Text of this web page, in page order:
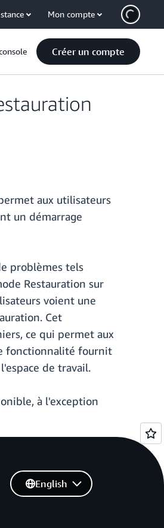
Mon compte
Créer un compte
aux utilisateurs
un démarrage
problèmes tels
Restauration sur
voient une
Cet
ce qui permet aux
fonctionnalité fournit
de travail.
à l'exception
English